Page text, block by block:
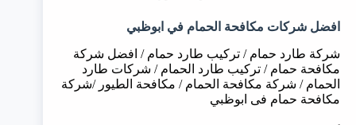
افضل شركات مكافحة الحمام في ابوظبي
شركة طارد حمام / تركيب طارد حمام / افضل شركة
مكافحة حمام / تركيب طارد الحمام / شركات طارد
الحمام / شركة مكافحة الحمام / مكافحة الطيور /شركة
مكافحة حمام فى ابوظبي